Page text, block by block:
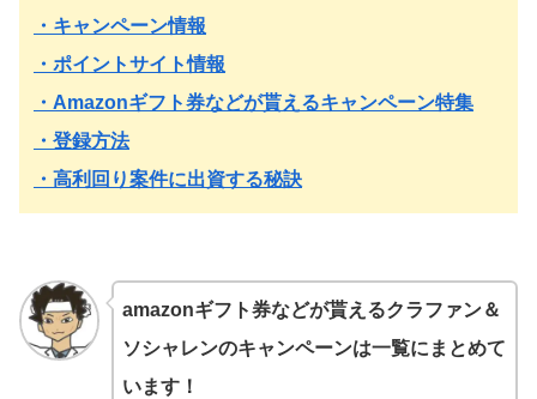
・キャンペーン情報
・ポイントサイト情報
・Amazonギフト券などが貰えるキャンペーン特集
・登録方法
・高利回り案件に出資する秘訣
amazonギフト券などが貰えるクラファン＆
ソシャレンのキャンペーンは一覧にまとめて
います！